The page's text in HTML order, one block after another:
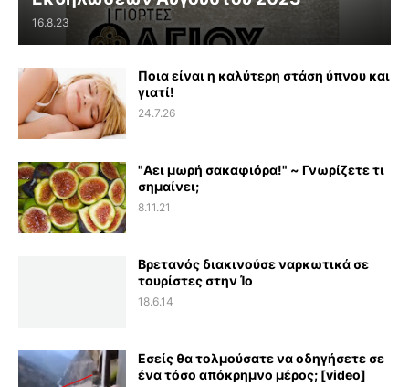
16.8.23
Ποια είναι η καλύτερη στάση ύπνου και
γιατί!
24.7.26
"Αει μωρή σακαφιόρα!" ~ Γνωρίζετε τι
σημαίνει;
8.11.21
Βρετανός διακινούσε ναρκωτικά σε
τουρίστες στην Ίο
18.6.14
Εσείς θα τολμούσατε να οδηγήσετε σε
ένα τόσο απόκρημνο μέρος; [video]